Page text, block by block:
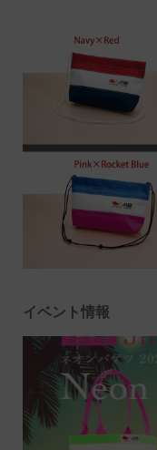
イベント情報